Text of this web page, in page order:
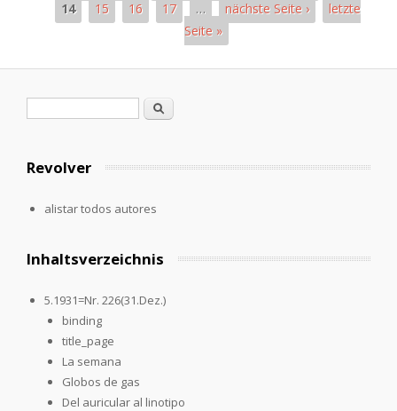
14
15 16 17 … nächste Seite ›
letzte
Seite »
Formulario de búsqueda
Buscar
Revolver
alistar todos autores
Inhaltsverzeichnis
5.1931=Nr. 226(31.Dez.)
binding
title_page
La semana
Globos de gas
Del auricular al linotipo